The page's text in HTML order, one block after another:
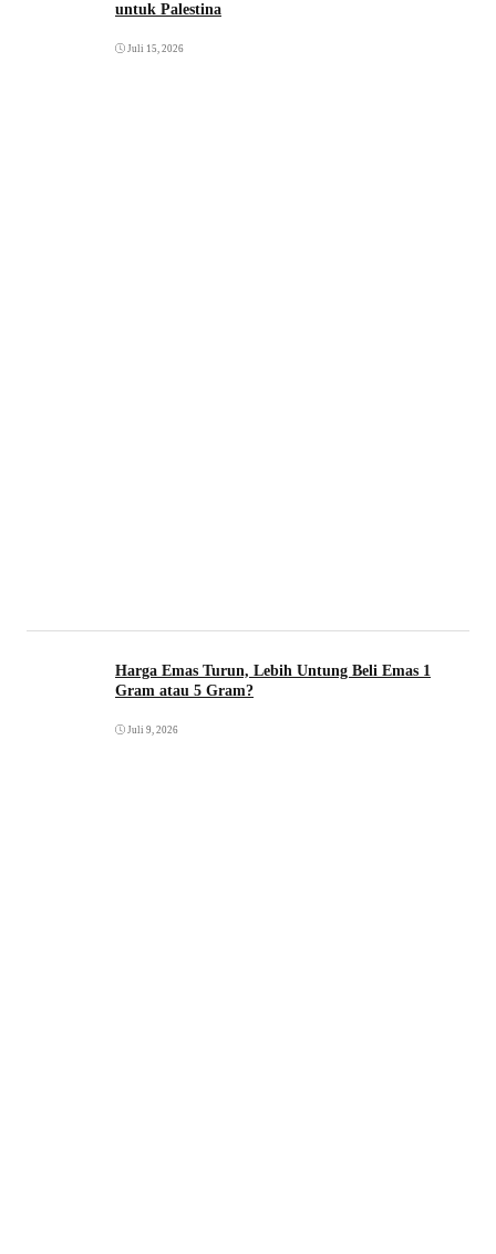
untuk Palestina
Juli 15, 2026
Harga Emas Turun, Lebih Untung Beli Emas 1
Gram atau 5 Gram?
Juli 9, 2026